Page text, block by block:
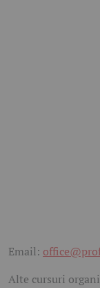
Email:
Alte cursuri